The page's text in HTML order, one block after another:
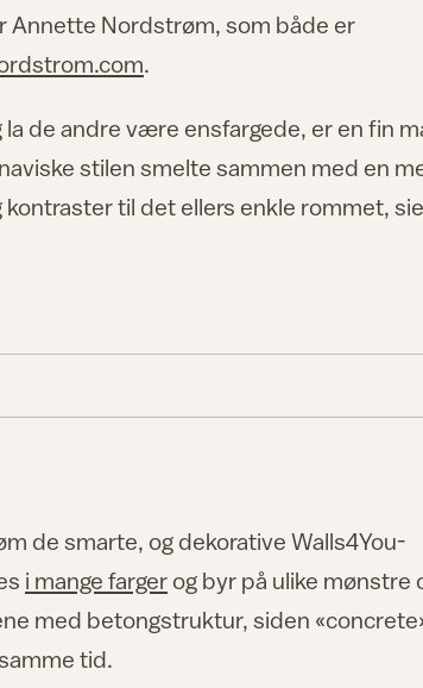
Annette Nordstrøm, som både er
.
de andre være ensfargede, er en fin
stilen smelte sammen med en
til det ellers enkle rommet,
de smarte, og dekorative Walls4You-
i mange farger og byr på ulike mønstre
med betongstruktur, siden
tid.